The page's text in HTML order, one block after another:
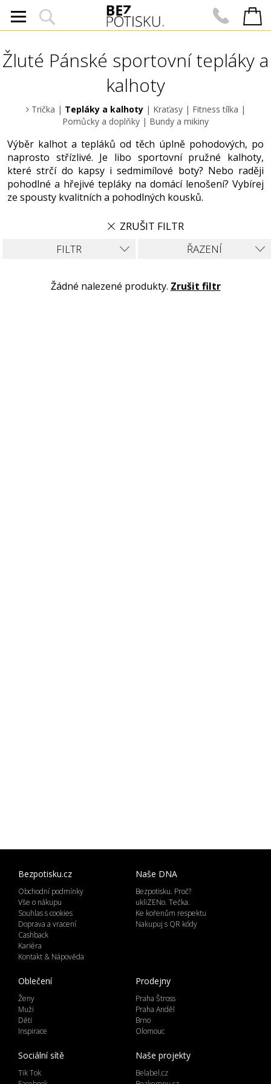
Žluté Pánské sportovní tepláky a
kalhoty
Trička | Tepláky a kalhoty| Kraťasy| Fitness tílka |
Pomůcky a doplňky | Bundy a mikiny
Výběr kalhot a tepláků od těch úplně pohodových, po
naprosto střízlivé. Je libo sportovní pružné kalhoty,
které strčí do kapsy i sedmimílové boty? Nebo raději
pohodlné a hřejivé tepláky na domácí lenošení? Vybírej
ze spousty kvalitních a pohodlných kousků.
ZRUŠIT FILTR
ŘAZENÍ
FILTR
Žádné nalezené produkty. Zrušit filtr
Bezpotisku.cz
Obchodní podmínky
Vše o nákupu
Souhlas s cookies
Doprava a vracení
Cashback
Kariéra
Kontakt & Nápověda
Naše DNA
Bezpotisku. Proč?
ukliZENo. Tečka.
Ke kořenům respektu
Nakupuj s QR kódy
Oblečení
Ženy
Muži
Děti
Inspirace
Prodejny
Praha Štross
Praha Anděl
Brno
Olomouc
Sociální sítě
Tik Tok
Naše projekty
Belabel.cz